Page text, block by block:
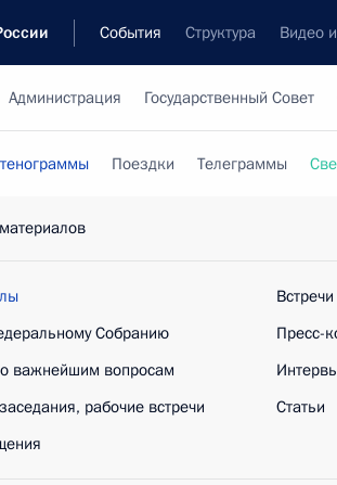
События Структура Видео
Администрация Государственный Совет
Поездки Телеграммы
Собранию
важнейшим вопросам
рабочие встречи
Пресс-
Статьи